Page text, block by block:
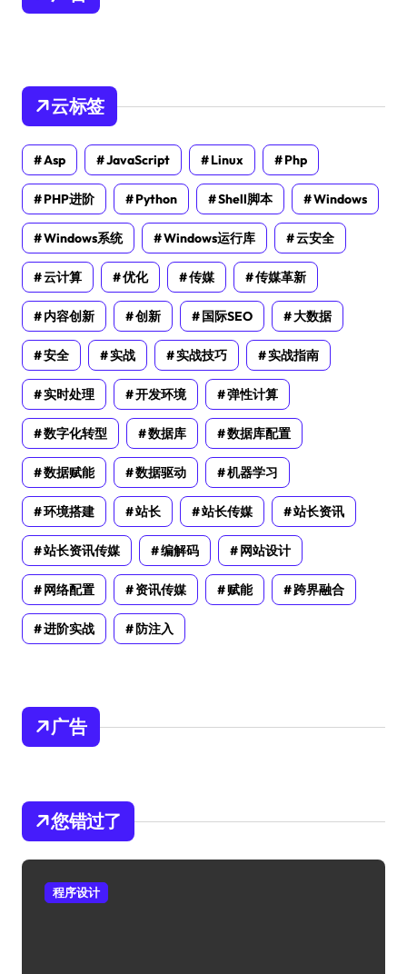
云标签
Asp JavaScript Linux Php
PHP进阶 Python Shell脚本 Windows
Windows系统 Windows运行库 云安全
云计算 优化 传媒 传媒革新
内容创新 创新 国际SEO 大数据
安全 实战 实战技巧 实战指南
实时处理 开发环境 弹性计算
数字化转型 数据库 数据库配置
数据赋能 数据驱动 机器学习
环境搭建 站长 站长传媒 站长资讯
站长资讯传媒 编解码 网站设计
网络配置 资讯传媒 赋能 跨界融合
进阶实战 防注入
广告
您错过了
程序设计